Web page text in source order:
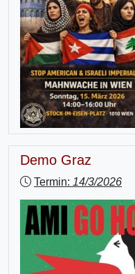
Demo Graz
Termin: 14/3/2026